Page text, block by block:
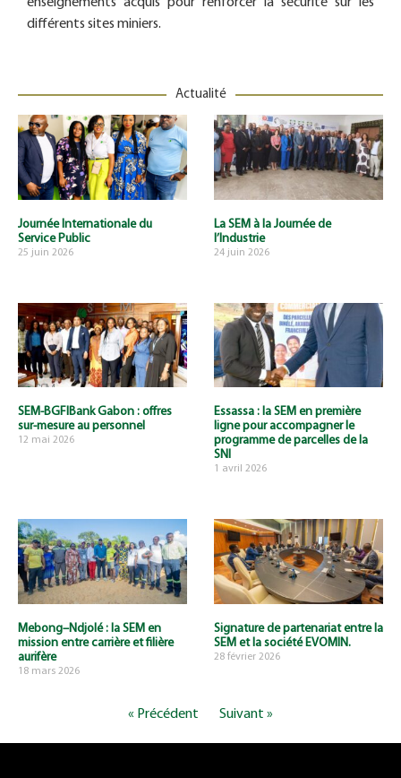
différents sites miniers.
Actualité
Journée Internationale du
Service Public
25 juin 2026
La SEM à la Journée de
l’Industrie
24 juin 2026
SEM-BGFIBank Gabon : offres
sur-mesure au personnel
12 mai 2026
Essassa : la SEM en première
ligne pour accompagner le
programme de parcelles de la
SNI
1 avril 2026
Mebong–Ndjolé : la SEM en
mission entre carrière et filière
aurifère
18 mars 2026
Signature de partenariat entre la
SEM et la société EVOMIN.
28 février 2026
« Précédent Suivant »